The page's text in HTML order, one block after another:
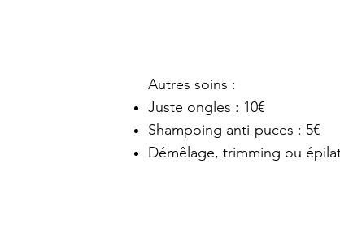
Autres soins :
Juste ongles : 10€
Shampoing anti-puces : 5€
Démêlage, trimming ou